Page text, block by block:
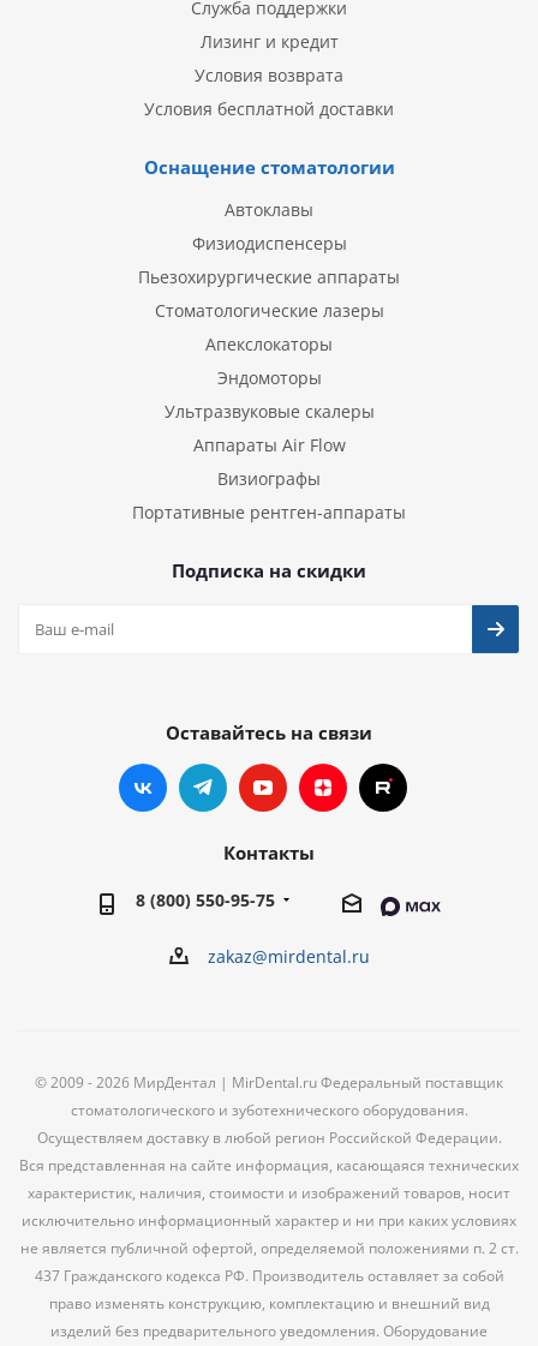
Служба поддержки
Лизинг и кредит
Условия возврата
Условия бесплатной доставки
Оснащение стоматологии
Автоклавы
Физиодиспенсеры
Пьезохирургические аппараты
Стоматологические лазеры
Апекслокаторы
Эндомоторы
Ультразвуковые скалеры
Аппараты Air Flow
Визиографы
Портативные рентген-аппараты
Подписка на скидки
Оставайтесь на связи
Контакты
8 (800) 550-95-75
zakaz@mirdental.ru
© 2009 - 2026 МирДентал | MirDental.ru Федеральный поставщик
стоматологического и зуботехнического оборудования.
Осуществляем доставку в любой регион Российской Федерации.
Вся представленная на сайте информация, касающаяся технических
характеристик, наличия, стоимости и изображений товаров, носит
исключительно информационный характер и ни при каких условиях
не является публичной офертой, определяемой положениями п. 2 ст.
437 Гражданского кодекса РФ. Производитель оставляет за собой
право изменять конструкцию, комплектацию и внешний вид
изделий без предварительного уведомления. Оборудование